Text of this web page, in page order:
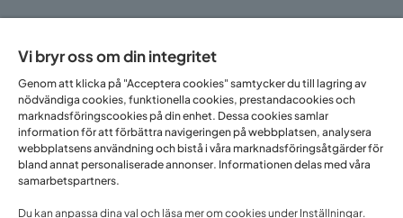
Om Trademax
Vi finns i flera länder
Vi bryr oss om din integritet
Genom att klicka på "Acceptera cookies" samtycker du till lagring av
nödvändiga cookies, funktionella cookies, prestandacookies och
marknadsföringscookies på din enhet. Dessa cookies samlar
information för att förbättra navigeringen på webbplatsen, analysera
webbplatsens användning och bistå i våra marknadsföringsåtgärder för
bland annat personaliserade annonser. Informationen delas med våra
samarbetspartners.
Du kan anpassa dina val och läsa mer om cookies under Inställningar.